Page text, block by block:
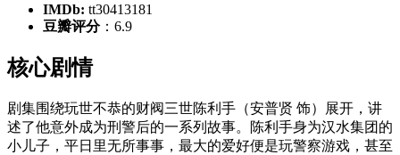
IMDb: tt30413181
豆瓣评分：6.9
核心剧情
剧集围绕玩世不恭的财阀三世陈利手（安普贤 饰）展开，讲
述了他意外成为刑警后的一系列故事。陈利手身为汉水集团的
小儿子，平日里无所事事，最大的爱好便是玩警察游戏，甚至